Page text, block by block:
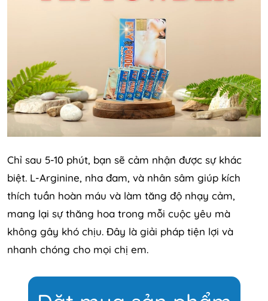
Chỉ sau 5-10 phút, bạn sẽ cảm nhận được sự khác
biệt. L-Arginine, nha đam, và nhân sâm giúp kích
thích tuần hoàn máu và làm tăng độ nhạy cảm,
mang lại sự thăng hoa trong mỗi cuộc yêu mà
không gây khó chịu. Đây là giải pháp tiện lợi và
nhanh chóng cho mọi chị em.